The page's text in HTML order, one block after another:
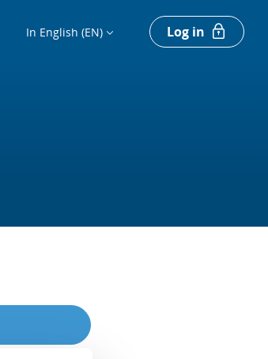
In English (EN) Log in